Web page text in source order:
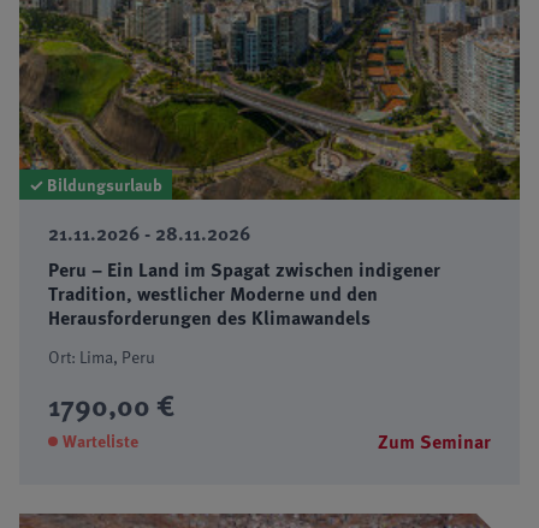
✓ Bildungsurlaub
21.11.2026 - 28.11.2026
Peru – Ein Land im Spagat zwischen indigener
Tradition, westlicher Moderne und den
Herausforderungen des Klimawandels
Ort: Lima, Peru
1790,00 €
Warteliste Zum Seminar